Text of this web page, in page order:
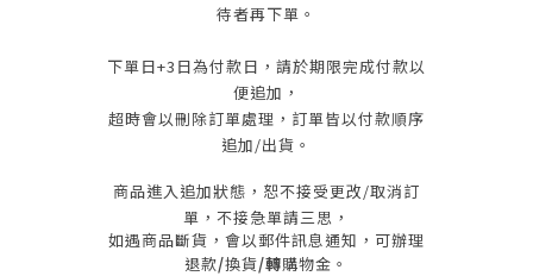
待者再下單 。
下單日+3 日為付款日，請於期限完成付款以
便追加，
超時會以刪除訂單處理，訂單皆以付款順序
追加/出貨 。
商品進入追加狀態，恕不接受更改/取消訂
單， 不接急單請三思 ，
如遇商品斷貨，會以郵件訊息通知，可辦理
退款/換貨/轉購物金。